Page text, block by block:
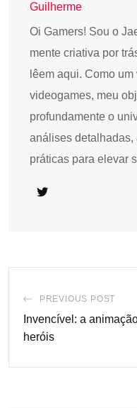
Guilherme
Oi Gamers! Sou o
mente criativa por
lêem aqui. Como
videogames, meu
profundamente o
análises
práticas para elevar
PREVIOUS POST
Invencível: a
heróis